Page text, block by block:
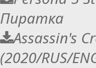
Пиратка
Assassin's
(2020/RUS/